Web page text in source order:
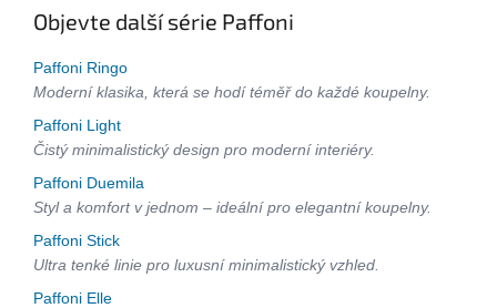
Objevte další série Paffoni
Paffoni Ringo
Moderní klasika, která se hodí téměř do každé koupelny.
Paffoni Light
Čistý minimalistický design pro moderní interiéry.
Paffoni Duemila
Styl a komfort v jednom – ideální pro elegantní koupelny.
Paffoni Stick
Ultra tenké linie pro luxusní minimalistický vzhled.
Paffoni Elle